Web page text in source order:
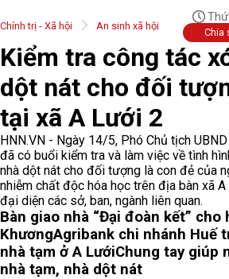
Chính trị - Xã hội An sinh xã hội
Chia
Kiểm tra công tác
dột nát cho đối
tại xã A Lưới 2
HNN.VN - Ngày 14/5, Phó Chủ tịch
đã có buổi kiểm tra và làm việc về tình
nhà dột nát cho đối tượng là con đẻ của
nhiễm chất độc hóa học trên địa bàn xã
đại diện các sở, ban, ngành liên quan.
Bàn giao nhà “Đại đoàn kết” cho
KhươngAgribank chi nhánh Huế
nhà tạm ở A LướiChung tay giúp
nhà tạm, nhà dột nát